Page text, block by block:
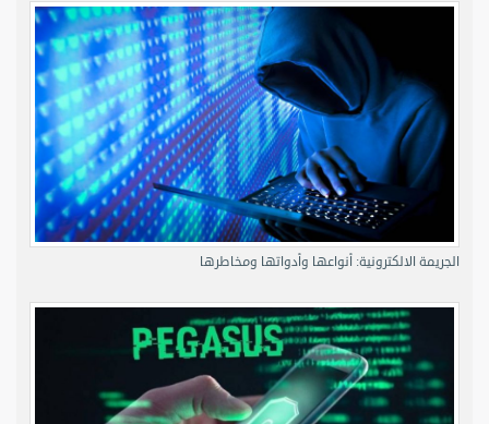
الجريمة الالكترونية: أنواعها وأدواتها ومخاطرها